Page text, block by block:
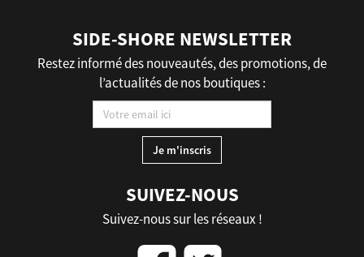
SIDE-SHORE NEWSLETTER
Restez informé des nouveautés, des promotions, de
l’actualités de nos boutiques :
SUIVEZ-NOUS
Suivez-nous sur les réseaux !